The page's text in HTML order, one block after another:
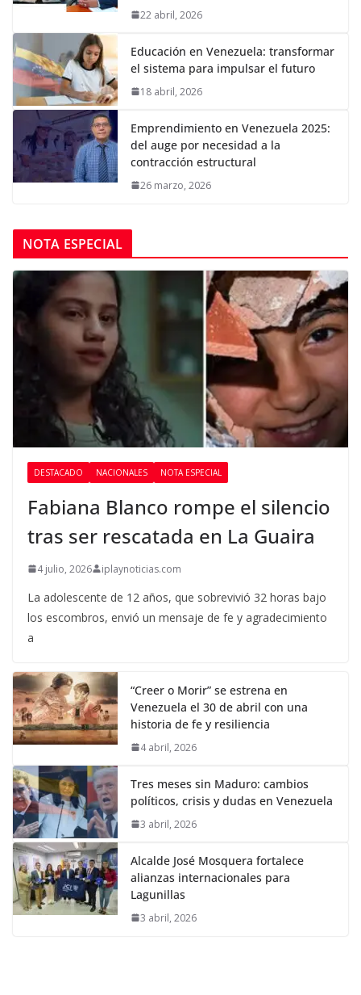
22 abril, 2026
Educación en Venezuela: transformar
el sistema para impulsar el futuro
18 abril, 2026
Emprendimiento en Venezuela 2025:
del auge por necesidad a la
contracción estructural
26 marzo, 2026
NOTA ESPECIAL
DESTACADO NACIONALES NOTA ESPECIAL
Fabiana Blanco rompe el silencio
tras ser rescatada en La Guaira
4 julio, 2026 iplaynoticias.com
La adolescente de 12 años, que sobrevivió 32 horas bajo
los escombros, envió un mensaje de fe y agradecimiento
a
“Creer o Morir” se estrena en
Venezuela el 30 de abril con una
historia de fe y resiliencia
4 abril, 2026
Tres meses sin Maduro: cambios
políticos, crisis y dudas en Venezuela
3 abril, 2026
Alcalde José Mosquera fortalece
alianzas internacionales para
Lagunillas
3 abril, 2026